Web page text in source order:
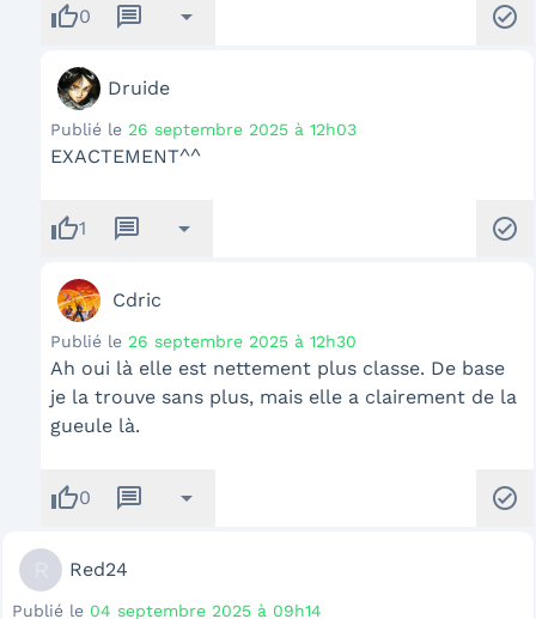
thumb_up0 message arrow_drop_down check_circle
Druide
Publié le 26 septembre 2025 à 12h03
EXACTEMENT^^
thumb_up1 message arrow_drop_down check_circle
Cdric
Publié le 26 septembre 2025 à 12h30
Ah oui là elle est nettement plus classe. De base
je la trouve sans plus, mais elle a clairement de la
gueule là.
thumb_up0 message arrow_drop_down check_circle
Red24
Publié le 04 septembre 2025 à 09h14